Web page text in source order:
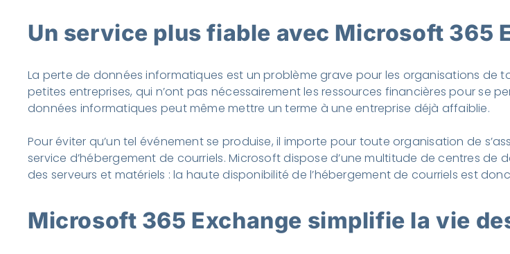
Un service plus fiable avec Microsoft 365
La perte de données informatiques est un problème grave pour les organisations de
petites entreprises, qui n’ont pas nécessairement les ressources financières pour se
données informatiques peut même mettre un terme à une entreprise déjà affaiblie.
Pour éviter qu’un tel événement se produise, il importe pour toute organisation de
service d’hébergement de courriels. Microsoft dispose d’une multitude de centres
des serveurs et matériels : la haute disponibilité de l’hébergement de courriels est
Microsoft 365 Exchange simplifie la vie